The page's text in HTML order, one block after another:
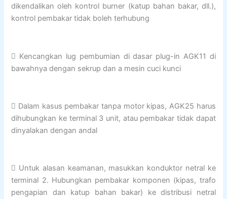
dikendalikan oleh kontrol burner (katup bahan bakar, dll.),
kontrol pembakar tidak boleh terhubung
 Kencangkan lug pembumian di dasar plug-in AGK11 di
bawahnya dengan sekrup dan a mesin cuci kunci
 Dalam kasus pembakar tanpa motor kipas, AGK25 harus
dihubungkan ke terminal 3 unit, atau pembakar tidak dapat
dinyalakan dengan andal
 Untuk alasan keamanan, masukkan konduktor netral ke
terminal 2. Hubungkan pembakar komponen (kipas, trafo
pengapian dan katup bahan bakar) ke distribusi netral